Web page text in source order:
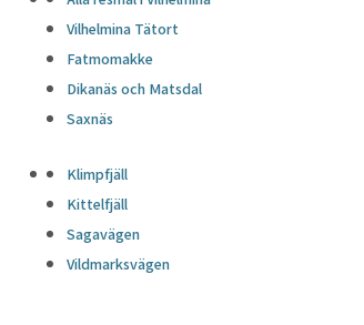
Vilhelmina Tätort
Fatmomakke
Dikanäs och Matsdal
Saxnäs
Klimpfjäll
Kittelfjäll
Sagavägen
Vildmarksvägen